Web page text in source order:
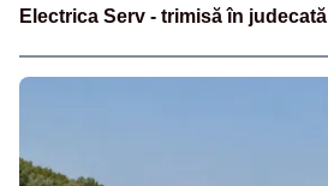
Electrica Serv - trimisă în judecată